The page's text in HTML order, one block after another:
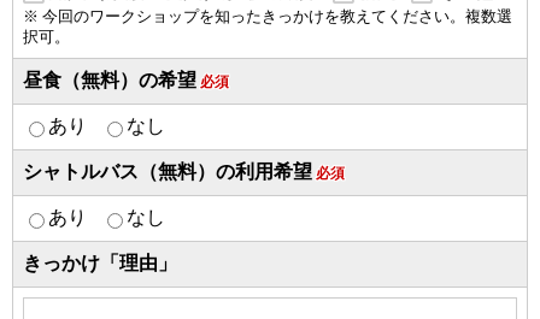
※ 今回のワークショップを知ったきっかけを教えてください。複数選
択可。
昼食（無料）の希望 必須
あり なし
シャトルバス（無料）の利用希望 必須
あり なし
きっかけ「理由」